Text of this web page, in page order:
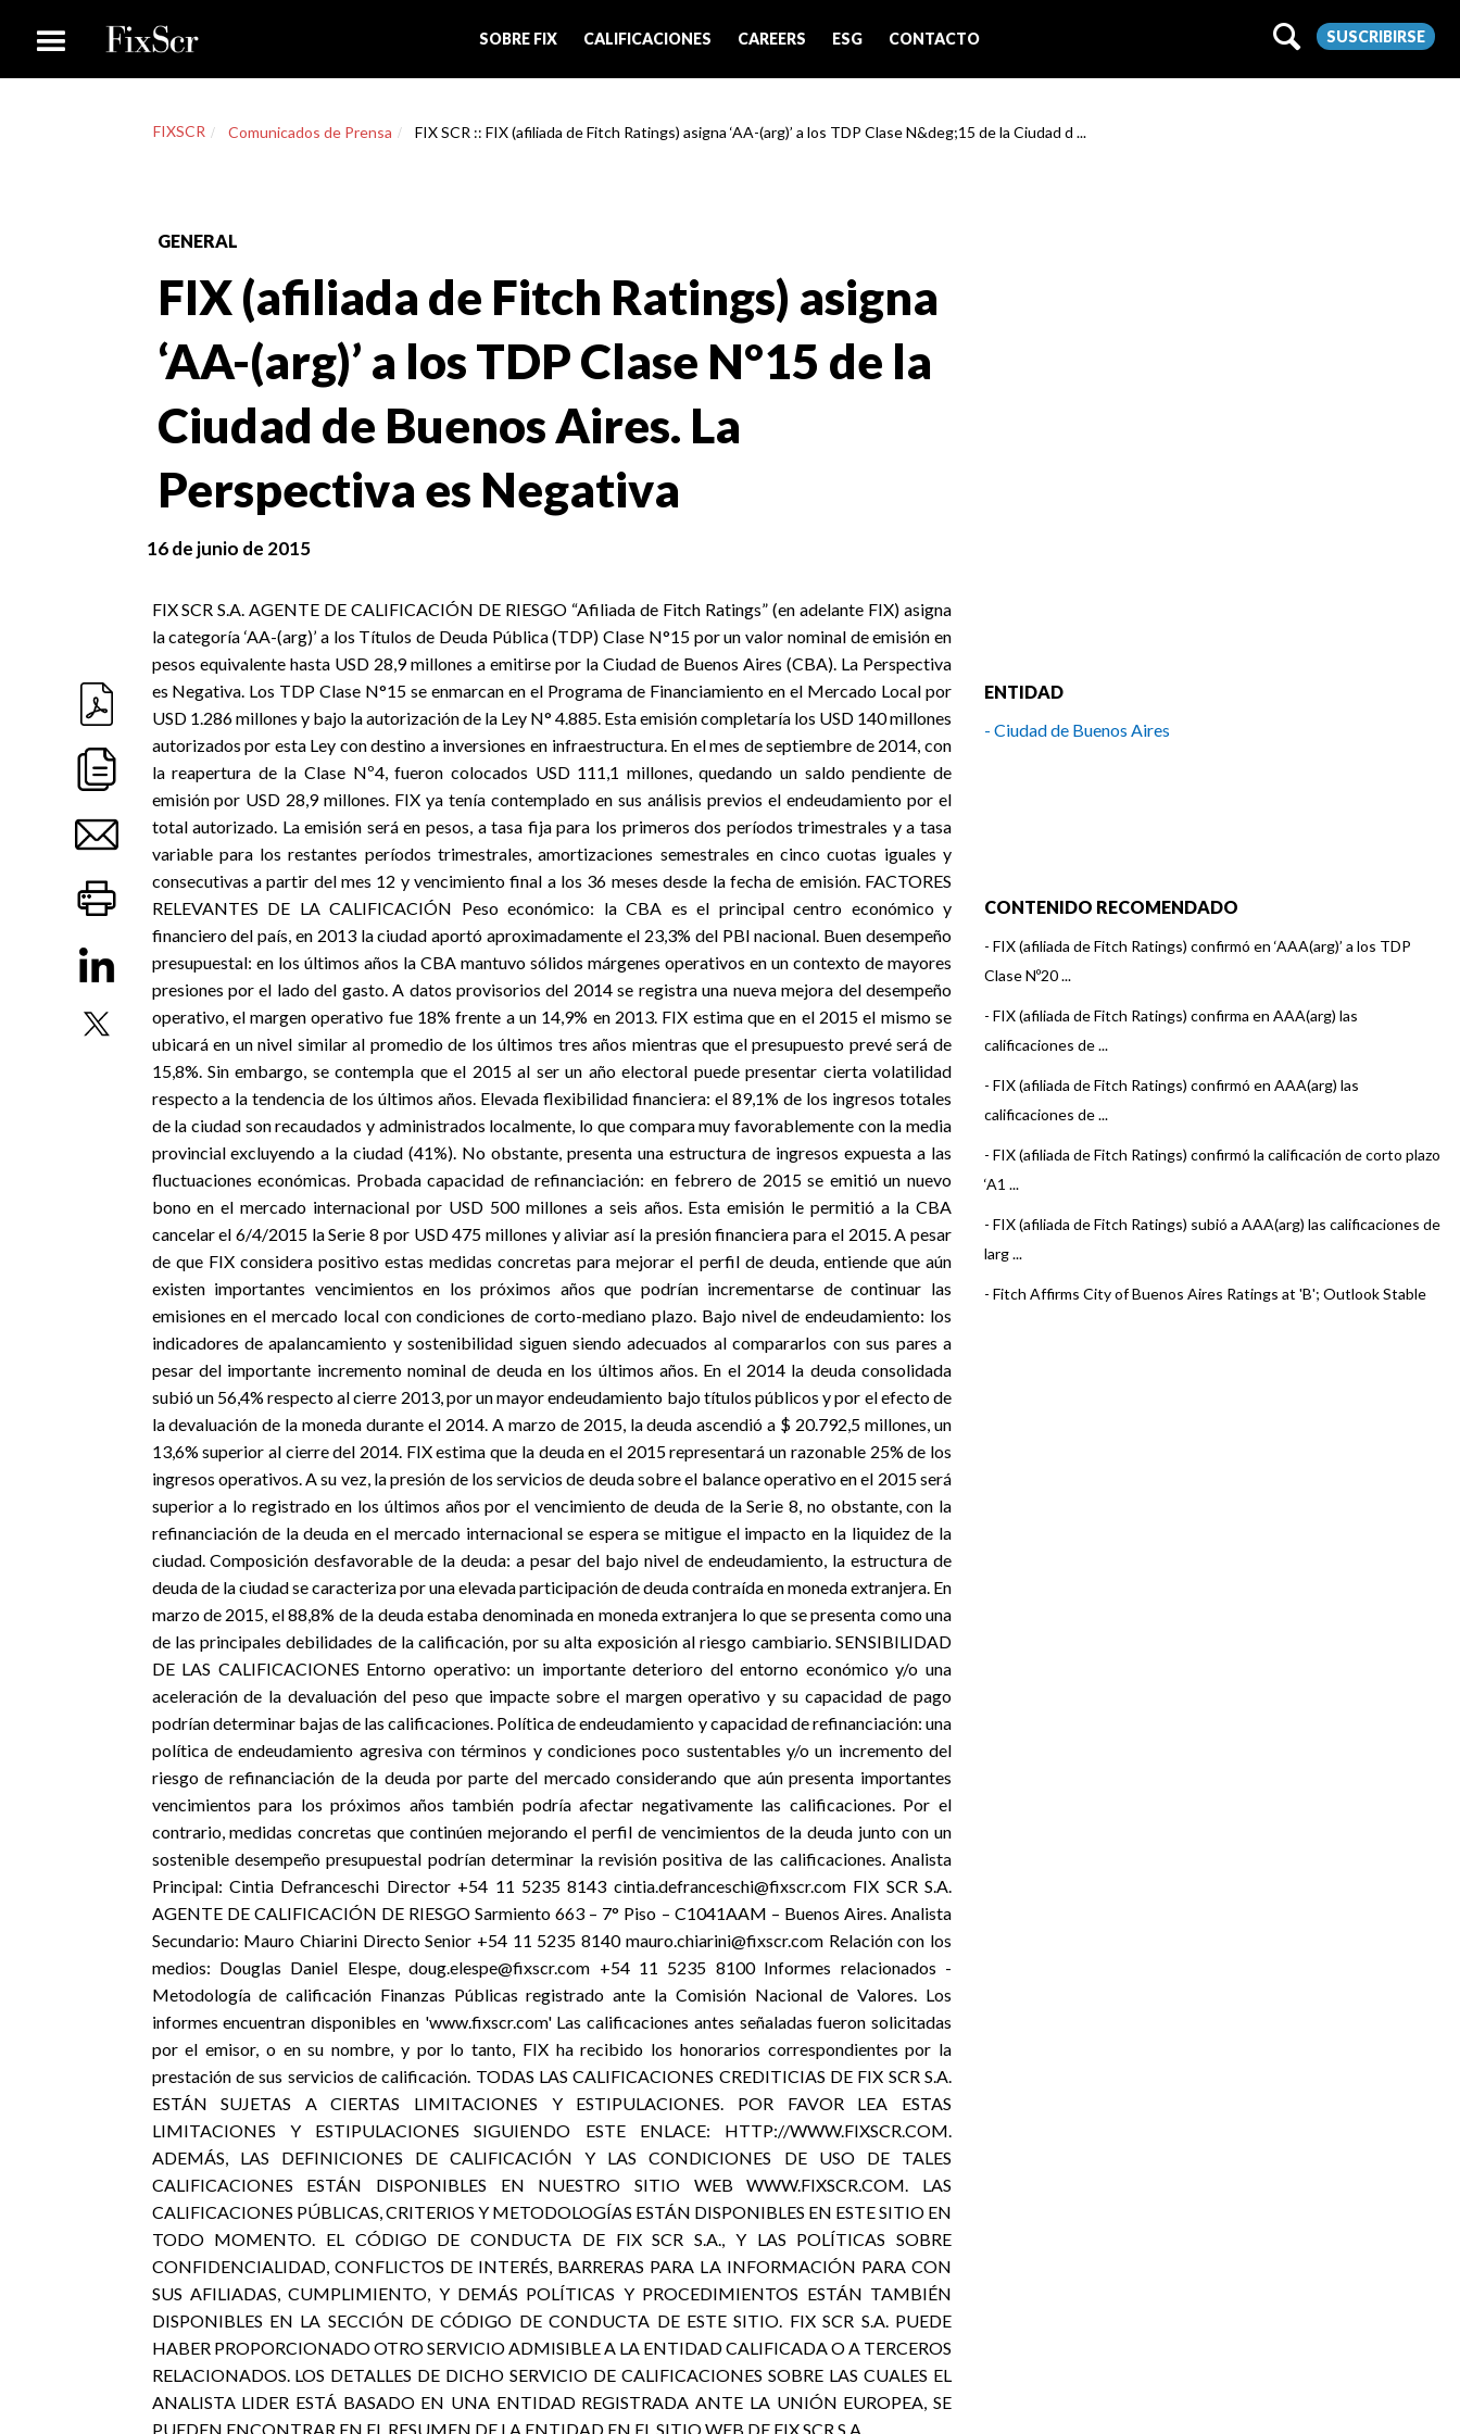
SOBRE FIX CALIFICACIONES CAREERS ESG CONTACTO SUSCRIBIRSE
FIXSCR Comunicados de Prensa FIX SCR :: FIX (afiliada de Fitch Ratings) asigna ‘AA-(arg)’ a los TDP Clase N&deg;15 de la Ciudad d ...
GENERAL
FIX (afiliada de Fitch Ratings) asigna
‘AA-(arg)’ a los TDP Clase N°15 de la
Ciudad de Buenos Aires. La
Perspectiva es Negativa
16 de junio de 2015
FIX SCR S.A. AGENTE DE CALIFICACIÓN DE RIESGO “Afiliada de Fitch Ratings” (en adelante FIX) asigna
la categoría ‘AA-(arg)’ a los Títulos de Deuda Pública (TDP) Clase N°15 por un valor nominal de emisión en
pesos equivalente hasta USD 28,9 millones a emitirse por la Ciudad de Buenos Aires (CBA). La Perspectiva
es Negativa. Los TDP Clase N°15 se enmarcan en el Programa de Financiamiento en el Mercado Local por
USD 1.286 millones y bajo la autorización de la Ley N° 4.885. Esta emisión completaría los USD 140 millones
autorizados por esta Ley con destino a inversiones en infraestructura. En el mes de septiembre de 2014, con
la reapertura de la Clase Nº4, fueron colocados USD 111,1 millones, quedando un saldo pendiente de
emisión por USD 28,9 millones. FIX ya tenía contemplado en sus análisis previos el endeudamiento por el
total autorizado. La emisión será en pesos, a tasa fija para los primeros dos períodos trimestrales y a tasa
variable para los restantes períodos trimestrales, amortizaciones semestrales en cinco cuotas iguales y
consecutivas a partir del mes 12 y vencimiento final a los 36 meses desde la fecha de emisión. FACTORES
RELEVANTES DE LA CALIFICACIÓN Peso económico: la CBA es el principal centro económico y
financiero del país, en 2013 la ciudad aportó aproximadamente el 23,3% del PBI nacional. Buen desempeño
presupuestal: en los últimos años la CBA mantuvo sólidos márgenes operativos en un contexto de mayores
presiones por el lado del gasto. A datos provisorios del 2014 se registra una nueva mejora del desempeño
operativo, el margen operativo fue 18% frente a un 14,9% en 2013. FIX estima que en el 2015 el mismo se
ubicará en un nivel similar al promedio de los últimos tres años mientras que el presupuesto prevé será de
15,8%. Sin embargo, se contempla que el 2015 al ser un año electoral puede presentar cierta volatilidad
respecto a la tendencia de los últimos años. Elevada flexibilidad financiera: el 89,1% de los ingresos totales
de la ciudad son recaudados y administrados localmente, lo que compara muy favorablemente con la media
provincial excluyendo a la ciudad (41%). No obstante, presenta una estructura de ingresos expuesta a las
fluctuaciones económicas. Probada capacidad de refinanciación: en febrero de 2015 se emitió un nuevo
bono en el mercado internacional por USD 500 millones a seis años. Esta emisión le permitió a la CBA
cancelar el 6/4/2015 la Serie 8 por USD 475 millones y aliviar así la presión financiera para el 2015. A pesar
de que FIX considera positivo estas medidas concretas para mejorar el perfil de deuda, entiende que aún
existen importantes vencimientos en los próximos años que podrían incrementarse de continuar las
emisiones en el mercado local con condiciones de corto-mediano plazo. Bajo nivel de endeudamiento: los
indicadores de apalancamiento y sostenibilidad siguen siendo adecuados al compararlos con sus pares a
pesar del importante incremento nominal de deuda en los últimos años. En el 2014 la deuda consolidada
subió un 56,4% respecto al cierre 2013, por un mayor endeudamiento bajo títulos públicos y por el efecto de
la devaluación de la moneda durante el 2014. A marzo de 2015, la deuda ascendió a $ 20.792,5 millones, un
13,6% superior al cierre del 2014. FIX estima que la deuda en el 2015 representará un razonable 25% de los
ingresos operativos. A su vez, la presión de los servicios de deuda sobre el balance operativo en el 2015 será
superior a lo registrado en los últimos años por el vencimiento de deuda de la Serie 8, no obstante, con la
refinanciación de la deuda en el mercado internacional se espera se mitigue el impacto en la liquidez de la
ciudad. Composición desfavorable de la deuda: a pesar del bajo nivel de endeudamiento, la estructura de
deuda de la ciudad se caracteriza por una elevada participación de deuda contraída en moneda extranjera. En
marzo de 2015, el 88,8% de la deuda estaba denominada en moneda extranjera lo que se presenta como una
de las principales debilidades de la calificación, por su alta exposición al riesgo cambiario. SENSIBILIDAD
DE LAS CALIFICACIONES Entorno operativo: un importante deterioro del entorno económico y/o una
aceleración de la devaluación del peso que impacte sobre el margen operativo y su capacidad de pago
podrían determinar bajas de las calificaciones. Política de endeudamiento y capacidad de refinanciación: una
política de endeudamiento agresiva con términos y condiciones poco sustentables y/o un incremento del
riesgo de refinanciación de la deuda por parte del mercado considerando que aún presenta importantes
vencimientos para los próximos años también podría afectar negativamente las calificaciones. Por el
contrario, medidas concretas que continúen mejorando el perfil de vencimientos de la deuda junto con un
sostenible desempeño presupuestal podrían determinar la revisión positiva de las calificaciones. Analista
Principal: Cintia Defranceschi Director +54 11 5235 8143 cintia.defranceschi@fixscr.com FIX SCR S.A.
AGENTE DE CALIFICACIÓN DE RIESGO Sarmiento 663 – 7° Piso – C1041AAM – Buenos Aires. Analista
Secundario: Mauro Chiarini Directo Senior +54 11 5235 8140 mauro.chiarini@fixscr.com Relación con los
medios: Douglas Daniel Elespe, doug.elespe@fixscr.com +54 11 5235 8100 Informes relacionados -
Metodología de calificación Finanzas Públicas registrado ante la Comisión Nacional de Valores. Los
informes encuentran disponibles en 'www.fixscr.com' Las calificaciones antes señaladas fueron solicitadas
por el emisor, o en su nombre, y por lo tanto, FIX ha recibido los honorarios correspondientes por la
prestación de sus servicios de calificación. TODAS LAS CALIFICACIONES CREDITICIAS DE FIX SCR S.A.
ESTÁN SUJETAS A CIERTAS LIMITACIONES Y ESTIPULACIONES. POR FAVOR LEA ESTAS
LIMITACIONES Y ESTIPULACIONES SIGUIENDO ESTE ENLACE: HTTP://WWW.FIXSCR.COM.
ADEMÁS, LAS DEFINICIONES DE CALIFICACIÓN Y LAS CONDICIONES DE USO DE TALES
CALIFICACIONES ESTÁN DISPONIBLES EN NUESTRO SITIO WEB WWW.FIXSCR.COM. LAS
CALIFICACIONES PÚBLICAS, CRITERIOS Y METODOLOGÍAS ESTÁN DISPONIBLES EN ESTE SITIO EN
TODO MOMENTO. EL CÓDIGO DE CONDUCTA DE FIX SCR S.A., Y LAS POLÍTICAS SOBRE
CONFIDENCIALIDAD, CONFLICTOS DE INTERÉS, BARRERAS PARA LA INFORMACIÓN PARA CON
SUS AFILIADAS, CUMPLIMIENTO, Y DEMÁS POLÍTICAS Y PROCEDIMIENTOS ESTÁN TAMBIÉN
DISPONIBLES EN LA SECCIÓN DE CÓDIGO DE CONDUCTA DE ESTE SITIO. FIX SCR S.A. PUEDE
HABER PROPORCIONADO OTRO SERVICIO ADMISIBLE A LA ENTIDAD CALIFICADA O A TERCEROS
RELACIONADOS. LOS DETALLES DE DICHO SERVICIO DE CALIFICACIONES SOBRE LAS CUALES EL
ANALISTA LIDER ESTÁ BASADO EN UNA ENTIDAD REGISTRADA ANTE LA UNIÓN EUROPEA, SE
PUEDEN ENCONTRAR EN EL RESUMEN DE LA ENTIDAD EN EL SITIO WEB DE FIX SCR S.A.
ENTIDAD
- Ciudad de Buenos Aires
CONTENIDO RECOMENDADO
- FIX (afiliada de Fitch Ratings) confirmó en ‘AAA(arg)’ a los TDP
Clase Nº20 ...
- FIX (afiliada de Fitch Ratings) confirma en AAA(arg) las
calificaciones de ...
- FIX (afiliada de Fitch Ratings) confirmó en AAA(arg) las
calificaciones de ...
- FIX (afiliada de Fitch Ratings) confirmó la calificación de corto plazo
‘A1 ...
- FIX (afiliada de Fitch Ratings) subió a AAA(arg) las calificaciones de
larg ...
- Fitch Affirms City of Buenos Aires Ratings at 'B'; Outlook Stable